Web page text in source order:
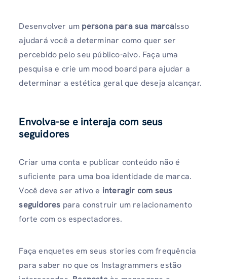
Desenvolver um persona para sua marcaIsso
ajudará você a determinar como quer ser
percebido pelo seu público-alvo. Faça uma
pesquisa e crie um mood board para ajudar a
determinar a estética geral que deseja alcançar.
Envolva-se e interaja com seus
seguidores
Criar uma conta e publicar conteúdo não é
suficiente para uma boa identidade de marca.
Você deve ser ativo e interagir com seus
seguidores para construir um relacionamento
forte com os espectadores.
Faça enquetes em seus stories com frequência
para saber no que os Instagrammers estão